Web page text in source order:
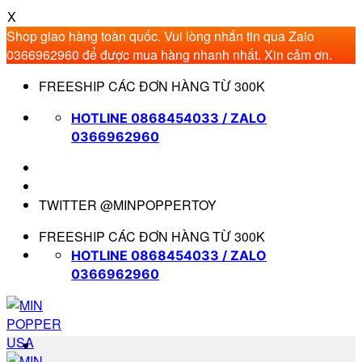
X
Shop giao hàng toàn quốc. Vui lòng nhắn tin qua Zalo
0366962960 để được mua hàng nhanh nhất. Xin cảm ơn.
qua
FREESHIP CÁC ĐƠN HÀNG TỪ 300K
HOTLINE 0868454033 / ZALO
0366962960
TWITTER @MINPOPPERTOY
FREESHIP CÁC ĐƠN HÀNG TỪ 300K
HOTLINE 0868454033 / ZALO
0366962960